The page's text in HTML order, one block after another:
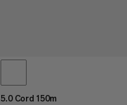
5.0 Cord 150m